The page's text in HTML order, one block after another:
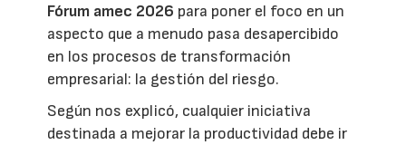
Fórum amec 2026 para poner el foco en un
aspecto que a menudo pasa desapercibido
en los procesos de transformación
empresarial: la gestión del riesgo.
Según nos explicó, cualquier iniciativa
destinada a mejorar la productividad debe ir